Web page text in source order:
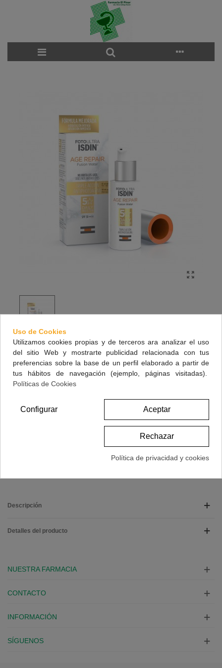
FOTOULTRA ISDIN AGE REPAIR WATER
LIGHT TEXTURE 50 ML
Fluido facial con triple acción anti-fotoenvejecimiento de uso diario.
29,95 € (impuestos inc.)
Descripción
Detalles del producto
NUESTRA FARMACIA
CONTACTO
INFORMACIÓN
SÍGUENOS
Uso de Cookies
Utilizamos cookies propias y de terceros ara analizar el uso
del sitio Web y mostrarte publicidad relacionada con tus
preferencias sobre la base de un perfil elaborado a partir de
tus hábitos de navegación (ejemplo, páginas visitadas).
Políticas de Cookies
Aceptar
Rechazar
Configurar
Política de privacidad y cookies